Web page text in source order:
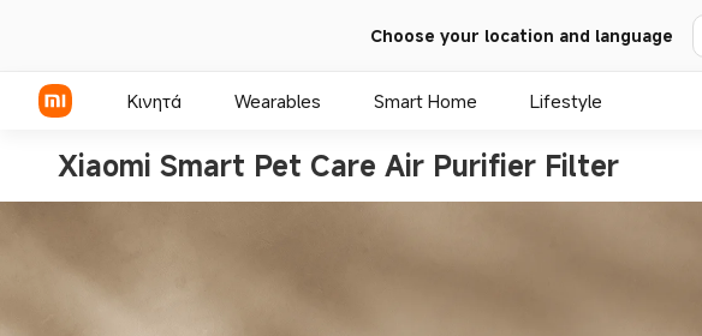
Choose your location and language
Κινητά
Σειρά REDMI
Wearables Smart Home Lifestyle
Xiaomi Smart Pet Care Air Purifier Filter